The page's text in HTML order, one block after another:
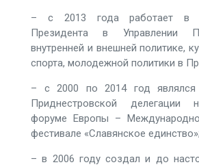
– с 2013 года работает в
Президента в Управлении
внутренней и внешней политике,
спорта, молодежной политики в
– с 2000 по 2014 год являлся
Приднестровской делегации
форуме Европы –
фестивале «Славянское единство»;
– в 2006 году создал и до